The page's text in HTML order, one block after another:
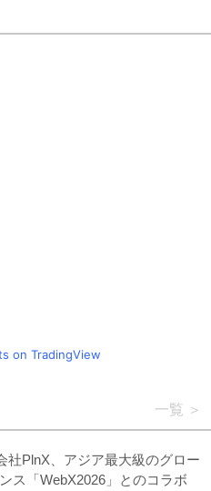
on TradingView
一覧
社PlnX、アジア最大級のグロー
ス「WebX2026」とのコラボ